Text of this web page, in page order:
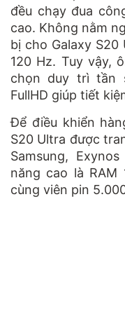
đều chạy đua
cao. Không nằm
bị cho Galaxy
120 Hz. Tuy vậy,
chọn duy trì tần
FullHD giúp tiết
Để điều khiển
S20 Ultra được
Samsung,
năng cao là RAM
cùng viên pin